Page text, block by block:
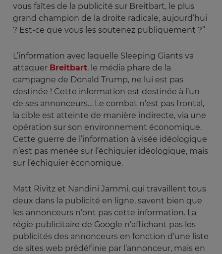
vous faîtes de la publicité sur Breitbart, le plus
grand champion de la droite radicale, aujourd’hui
? Est-ce que vous les soutenez publiquement ?”
L’information avec laquelle Sleeping Giants va
attaquer Breitbart, le média phare de la
campagne de Donald Trump, ne lui est pas
destinée ! Cette information est destinée à l’un
de ses annonceurs… Le combat n’est pas frontal,
la cible est atteinte de manière indirecte, via une
opération sur son environnement économique.
Cette guerre de l’information à visée idéologique
n’est pas menée sur l’échiquier idéologique, mais
sur l’échiquier économique.
Matt Rivitz et Nandini Jammi, qui travaillent tous
deux dans la publicité en ligne, savent bien que
les annonceurs n’ont pas cette information. La
régie publicitaire de Google n’affichant pas les
publicités des annonceurs en fonction d’une liste
de sites web prédéfinie par l’annonceur, mais en